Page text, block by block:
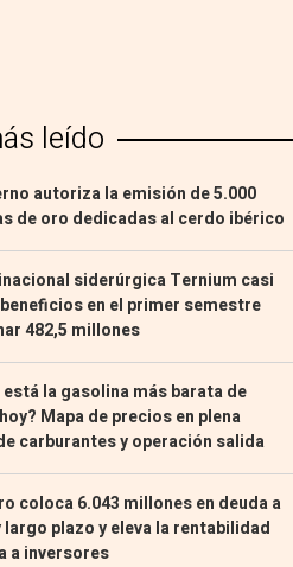
leído
autoriza la emisión de 5.000
de oro dedicadas al cerdo ibérico
siderúrgica Ternium casi
en el primer semestre
482,5 millones
está la gasolina más barata de
Mapa de precios en plena
carburantes y operación salida
coloca 6.043 millones en deuda a
largo plazo y eleva la rentabilidad
a inversores